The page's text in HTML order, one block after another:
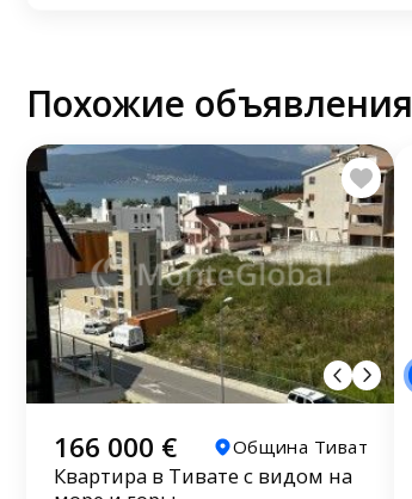
Похожие объявления
166 000 € Община Тиват
Квартира в Тивате с видом на